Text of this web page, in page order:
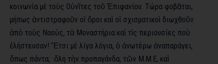
κοινωνία μὲ τοὺς Οὐνῖτες τοῦ Ἐπιφανίου. Τώρα φοβᾶται,
μήπως ἀντιστραφοῦν οἱ ὅροι καὶ οἱ σχισματικοὶ διωχθοῦν
ἀπὸ τοὺς Ναοὺς, τὰ Μοναστήρια καὶ τὶς περιουσίες ποὺ
ἐλήστευσαν! Ἔτσι μὲ λίγα λόγια, ὁ ἀνωτέρω ἀναπαράγει,
ὅπως πάντα, ὅλη τὴν προπαγάνδα, τῶν Μ.Μ.Ε, καὶ